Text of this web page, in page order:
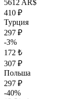
5612 AR$
410 ₽
Турция
297 ₽
-3%
172 ₺
307 ₽
Польша
297 ₽
-40%